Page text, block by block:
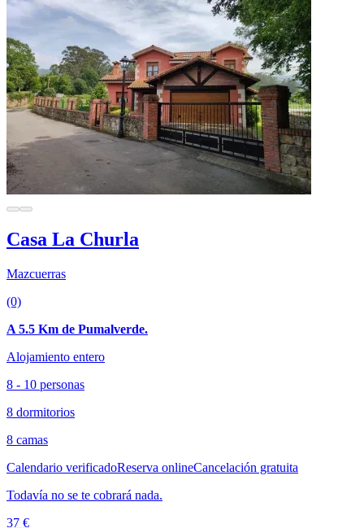
Casa La Churla
Mazcuerras
(0)
A 5.5 Km de Pumalverde.
Alojamiento entero
8 - 10 personas
8 dormitorios
8 camas
Calendario verificadoReserva onlineCancelación gratuita
Todavía no se te cobrará nada.
37 €